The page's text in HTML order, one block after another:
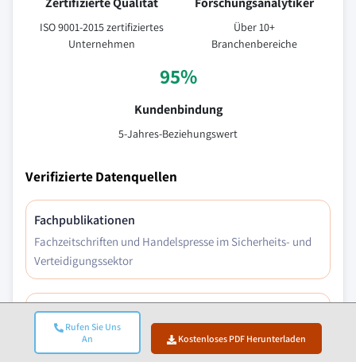
Rufen Sie Uns
An
Kostenloses PDF Herunterladen
ISO 9001-2015 zertifiziertes
Unternehmen
Über 10+
Branchenbereiche
95%
Kundenbindung
5-Jahres-Beziehungswert
Verifizierte Datenquellen
Fachpublikationen
Fachzeitschriften und Handelspresse im Sicherheits- und
Verteidigungssektor
Branchendatenbanken
Eigenentwickelte und Drittanbieter-Marktdatenbanken